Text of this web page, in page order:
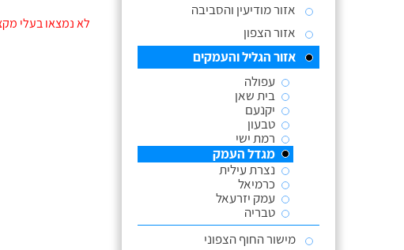
אזור מודיעין והסביבה
אזור הצפון
אזור הגליל והעמקים
עפולה
בית שאן
יקנעם
טבעון
רמת ישי
מגדל העמק
נצרת עילית
כרמיאל
עמק יזרעאל
טבריה
מישור החוף הצפוני
לא נמצאו בעלי